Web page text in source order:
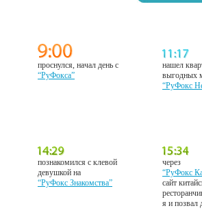
проснулся, начал день с
“РуФокса”
нашел
выгодных
“РуФокс
познакомился с клевой
девушкой на
“РуФокс Знакомства”
через
“РуФокс
сайт
я и позвал